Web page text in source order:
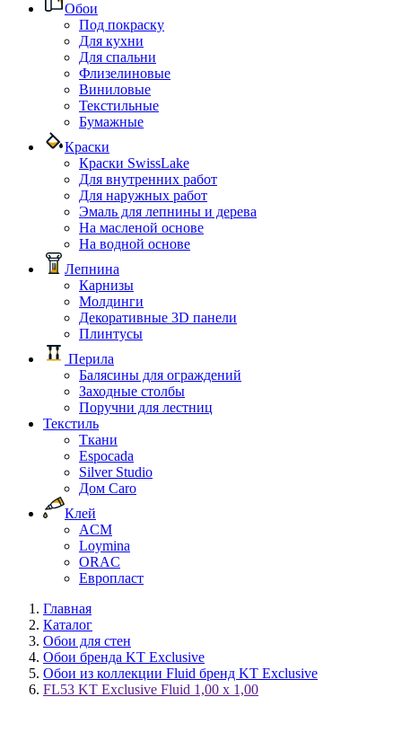
Обои
Под покраску
Для кухни
Для спальни
Флизелиновые
Виниловые
Текстильные
Бумажные
Краски
Краски SwissLake
Для внутренних работ
Для наружных работ
Эмаль для лепнины и дерева
На масленой основе
На водной основе
Лепнина
Карнизы
Молдинги
Декоративные 3D панели
Плинтусы
Перила
Балясины для ограждений
Заходные столбы
Поручни для лестниц
Текстиль
Ткани
Espocada
Silver Studio
Дом Caro
Клей
ACM
Loymina
ORAC
Европласт
Главная
Каталог
Обои для стен
Обои бренда KT Exclusive
Обои из коллекции Fluid бренд KT Exclusive
FL53 KT Exclusive Fluid 1,00 x 1,00